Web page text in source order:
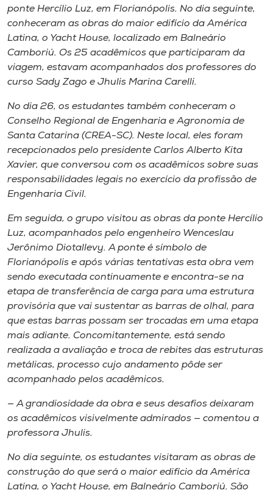
Selecione
o idioma
ponte Hercílio Luz, em Florianópolis. No dia seguinte,
conheceram as obras do maior edifício da América
Latina, o Yacht House, localizado em Balneário
Camboriú. Os 25 acadêmicos que participaram da
viagem, estavam acompanhados dos professores do
curso Sady Zago e Jhulis Marina Carelli.
No dia 26, os estudantes também conheceram o
Conselho Regional de Engenharia e Agronomia de
Santa Catarina (CREA-SC). Neste local, eles foram
recepcionados pelo presidente Carlos Alberto Kita
Xavier, que conversou com os acadêmicos sobre suas
responsabilidades legais no exercício da profissão de
Engenharia Civil.
Em seguida, o grupo visitou as obras da ponte Hercílio
Luz, acompanhados pelo engenheiro Wenceslau
Jerônimo Diotallevy. A ponte é símbolo de
Florianópolis e após várias tentativas esta obra vem
sendo executada continuamente e encontra-se na
etapa de transferência de carga para uma estrutura
provisória que vai sustentar as barras de olhal, para
que estas barras possam ser trocadas em uma etapa
mais adiante. Concomitantemente, está sendo
realizada a avaliação e troca de rebites das estruturas
metálicas, processo cujo andamento pôde ser
acompanhado pelos acadêmicos.
— A grandiosidade da obra e seus desafios deixaram
os acadêmicos visivelmente admirados — comentou a
professora Jhulis.
No dia seguinte, os estudantes visitaram as obras de
construção do que será o maior edifício da América
Latina, o Yacht House, em Balneário Camboriú. São